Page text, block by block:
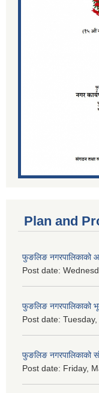
Plan and
फुङलिङ नगरपालिकाको
Post date:
फुङलिङ नगरपालिकाको
Post date:
फुङलिङ नगरपालिकाको
Post date: Friday,